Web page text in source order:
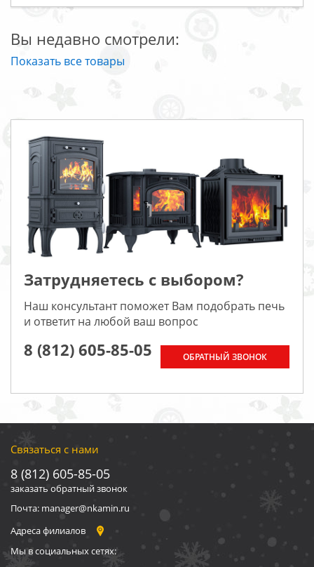
Вы недавно смотрели:
Показать все товары
Затрудняетесь с выбором?
Наш консультант поможет Вам подобрать печь
и ответит на любой ваш вопрос
8 (812) 605-85-05 ОБРАТНЫЙ ЗВОНОК
Связаться с нами
8 (812) 605-85-05
заказать обратный звонок
Почта: manager@nkamin.ru
Адреса филиалов
Мы в социальных сетях: